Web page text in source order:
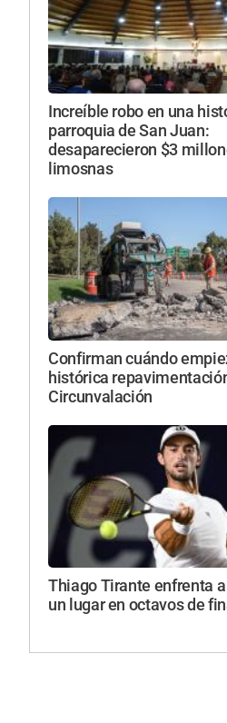
Increíble robo en una
parroquia de San Juan:
desaparecieron $3
limosnas
Confirman cuándo
histórica
Circunvalación
Thiago Tirante enfrenta
un lugar en octavos de